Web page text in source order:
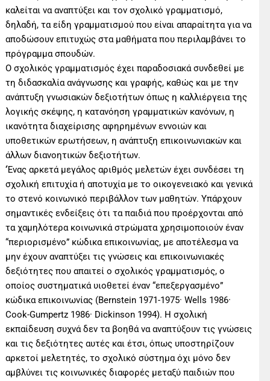
καλείται να αναπτύξει και τον σχολικό γραμματισμό,
δηλαδή, τα είδη γραμματισμού που είναι απαραίτητα για να
αποδώσουν επιτυχώς στα μαθήματα που περιλαμβάνει το
πρόγραμμα σπουδών.
Ο σχολικός γραμματισμός έχει παραδοσιακά συνδεθεί με
τη διδασκαλία ανάγνωσης και γραφής, καθώς και με την
ανάπτυξη γνωσιακών δεξιοτήτων όπως η καλλιέργεια της
λογικής σκέψης, η κατανόηση γραμματικών κανόνων, η
ικανότητα διαχείρισης αφηρημένων εννοιών και
υποθετικών ερωτήσεων, η ανάπτυξη επικοινωνιακών και
άλλων διανοητικών δεξιοτήτων.
‘Ένας αρκετά μεγάλος αριθμός μελετών έχει συνδέσει τη
σχολική επιτυχία ή αποτυχία με το οικογενειακό και γενικά
το στενό κοινωνικό περιβάλλον των μαθητών. Υπάρχουν
σημαντικές ενδείξεις ότι τα παιδιά που προέρχονται από
τα χαμηλότερα κοινωνικά στρώματα χρησιμοποιούν έναν
“περιορισμένο” κώδικα επικοινωνίας, με αποτέλεσμα να
μην έχουν αναπτύξει τις γνώσεις και επικοινωνιακές
δεξιότητες που απαιτεί ο σχολικός γραμματισμός, ο
οποίος συστηματικά υιοθετεί έναν “επεξεργασμένο”
κώδικα επικοινωνίας (Bernstein 1971-1975· Wells 1986·
Cook-Gumpertz 1986· Dickinson 1994). Η σχολική
εκπαίδευση συχνά δεν τα βοηθά να αναπτύξουν τις γνώσεις
και τις δεξιότητες αυτές και έτσι, όπως υποστηρίζουν
αρκετοί μελετητές, το σχολικό σύστημα όχι μόνο δεν
αμβλύνει τις κοινωνικές διαφορές μεταξύ παιδιών που